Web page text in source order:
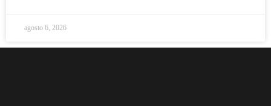
agosto 6, 2026